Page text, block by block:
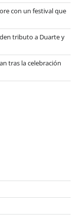
con un festival que
tributo a Duarte y
tras la celebración